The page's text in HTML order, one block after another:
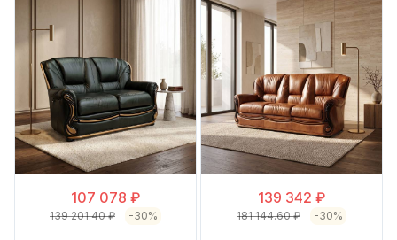
107 078 ₽
139 201.40 ₽ -30%
139 342 ₽
181 144.60 ₽ -30%